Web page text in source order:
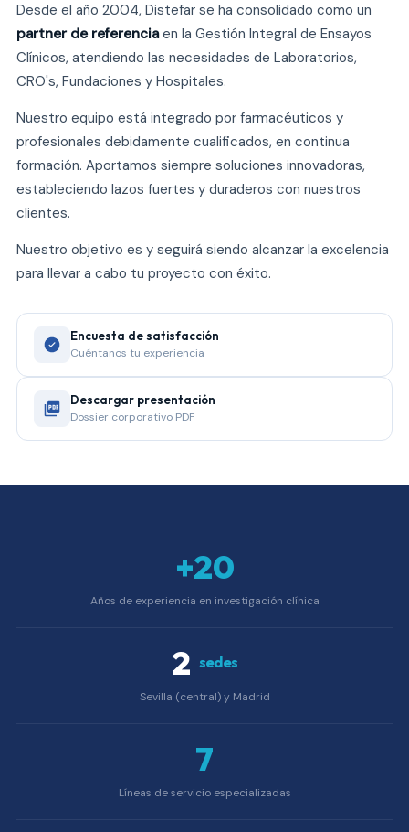
Desde el año 2004, Distefar se ha consolidado como un
partner de referenciaen la Gestión Integral de Ensayos
Clínicos, atendiendo las necesidades de Laboratorios,
CRO's, Fundaciones y Hospitales.
Nuestro equipo está integrado por farmacéuticos y
profesionales debidamente cualificados, en continua
formación. Aportamos siempre soluciones innovadoras,
estableciendo lazos fuertes y duraderos con nuestros
clientes.
Nuestro objetivo es y seguirá siendo alcanzar la excelencia
para llevar a cabo tu proyecto con éxito.
Encuesta de satisfacción
Cuéntanos tu experiencia
Descargar presentación
Dossier corporativo PDF
+20
Años de experiencia en investigación clínica
2 sedes
Sevilla (central) y Madrid
7
Líneas de servicio especializadas